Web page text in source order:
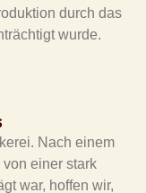
durch das
wurde.
Nach einem
einer stark
war, hoffen wir,